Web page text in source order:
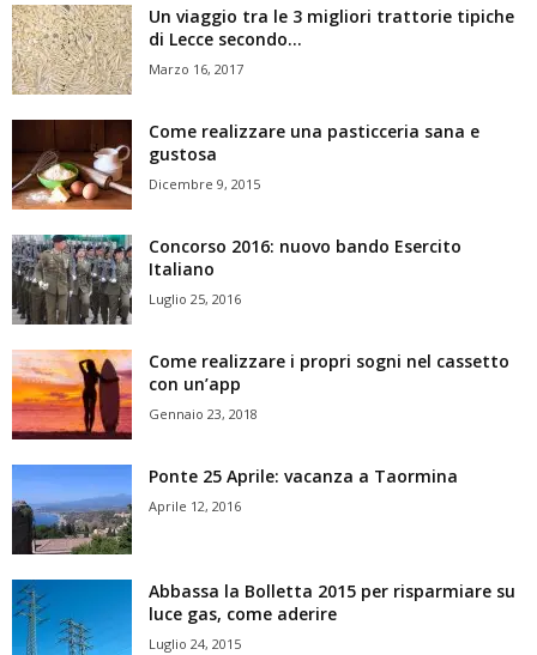
Un viaggio tra le 3 migliori trattorie tipiche
di Lecce secondo...
Marzo 16, 2017
Come realizzare una pasticceria sana e
gustosa
Dicembre 9, 2015
Concorso 2016: nuovo bando Esercito
Italiano
Luglio 25, 2016
Come realizzare i propri sogni nel cassetto
con un’app
Gennaio 23, 2018
Ponte 25 Aprile: vacanza a Taormina
Aprile 12, 2016
Abbassa la Bolletta 2015 per risparmiare su
luce gas, come aderire
Luglio 24, 2015